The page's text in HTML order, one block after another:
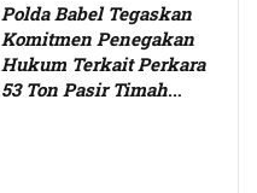
Polda Babel Tegaskan
Komitmen Penegakan
Hukum Terkait Perkara
53 Ton Pasir Timah…